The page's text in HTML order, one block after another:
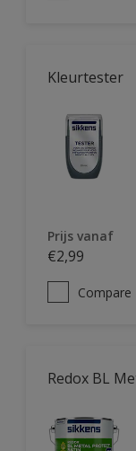
Kleurtester
Prijs vanaf
€2,99
Compare
Redox BL